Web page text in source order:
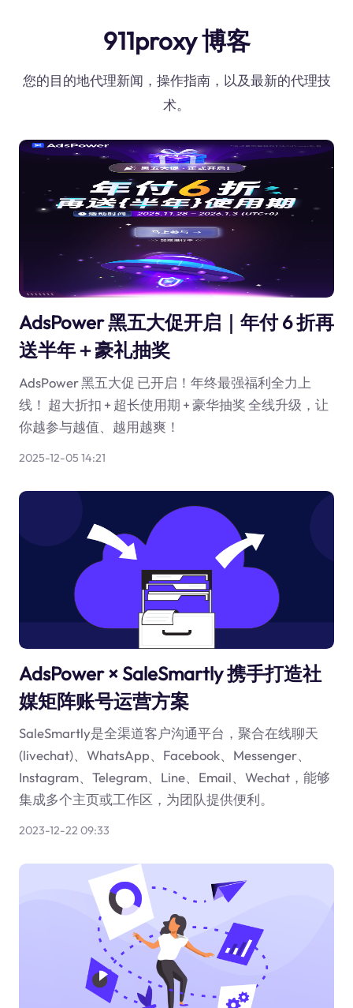
911proxy 博客
您的目的地代理新闻，操作指南，以及最新的代理技
术。
AdsPower 黑五大促开启｜年付 6 折再
送半年＋豪礼抽奖
AdsPower 黑五大促 已开启！年终最强福利全力上
线！ 超大折扣 + 超长使用期 + 豪华抽奖 全线升级，让
你越参与越值、越用越爽！
2025-12-05 14:21
AdsPower × SaleSmartly 携手打造社
媒矩阵账号运营方案
SaleSmartly是全渠道客户沟通平台，聚合在线聊天
(livechat)、WhatsApp、Facebook、Messenger、
Instagram、Telegram、Line、Email、Wechat，能够
集成多个主页或工作区，为团队提供便利。
2023-12-22 09:33